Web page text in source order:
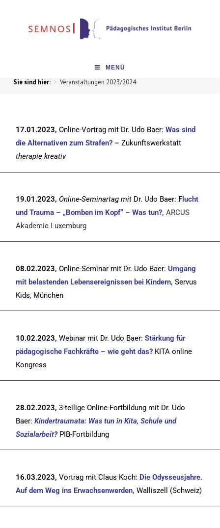
MENÜ
> Veranstaltungen 2023/2024
17.01.2023, Online-Vortrag mit Dr. Udo Baer:Was sind
die Alternativen zum Strafen? –Zukunftswerkstatt
therapie kreativ
19.01.2023, Online-Seminartag mit Dr. Udo Baer: F lucht
und Trauma – „Bomben im Kopf“ – Was tun?,ARCUS
Akademie Luxemburg
08.02.2023, Online-Seminar mit Dr. Udo Baer: Umgang
mit belastenden Lebensereignissen bei Kindern, Servus
Kids, München
10.02.2023, Webinar mit Dr. Udo Baer: Stärkung für
pädagogische Fachkräfte –wie geht das? KITA online
Kongress
28.02.2023, 3-teilige Online-Fortbildung mit Dr. Udo
Baer:Kindertraumata: Was tun in Kita, Schule und
Sozialarbeit? PIB-Fortbildung
16.03.2023, Vortrag mit Claus Koch: Die Odysseusjahre.
Auf dem Weg ins Erwachsenwerden,Walliszell (Schweiz)